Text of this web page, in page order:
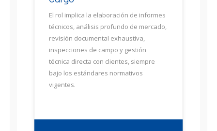
El rol implica la elaboración de informes
técnicos, análisis profundo de mercado,
revisión documental exhaustiva,
inspecciones de campo y gestión
técnica directa con clientes, siempre
bajo los estándares normativos
vigentes.